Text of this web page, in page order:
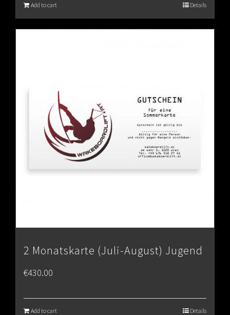
Add to cart Details
2 Monatskarte (Juli-August) Jugend
€430.00
Add to cart Details